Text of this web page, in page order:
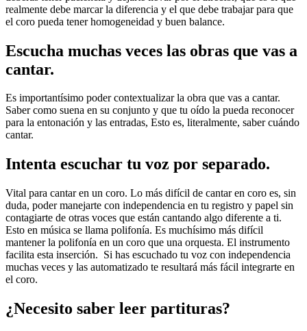
realmente debe marcar la diferencia y el que debe trabajar para que
el coro pueda tener homogeneidad y buen balance.
Escucha muchas veces las obras que vas a
cantar.
Es importantísimo poder contextualizar la obra que vas a cantar.
Saber como suena en su conjunto y que tu oído la pueda reconocer
para la entonación y las entradas, Esto es, literalmente, saber cuándo
cantar.
Intenta escuchar tu voz por separado.
Vital para cantar en un coro. Lo más difícil de cantar en coro es, sin
duda, poder manejarte con independencia en tu registro y papel sin
contagiarte de otras voces que están cantando algo diferente a ti.
Esto en música se llama polifonía. Es muchísimo más difícil
mantener la polifonía en un coro que una orquesta. El instrumento
facilita esta inserción. Si has escuchado tu voz con independencia
muchas veces y las automatizado te resultará más fácil integrarte en
el coro.
¿Necesito saber leer partituras?